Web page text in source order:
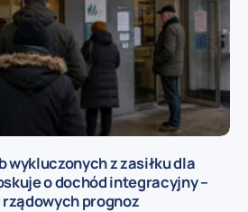
wykluczonych z zasiłku dla
o dochód integracyjny –
prognoz